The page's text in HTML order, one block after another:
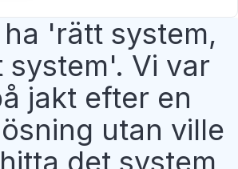
'rätt system,
system'. Vi var
jakt efter en
utan ville
det system